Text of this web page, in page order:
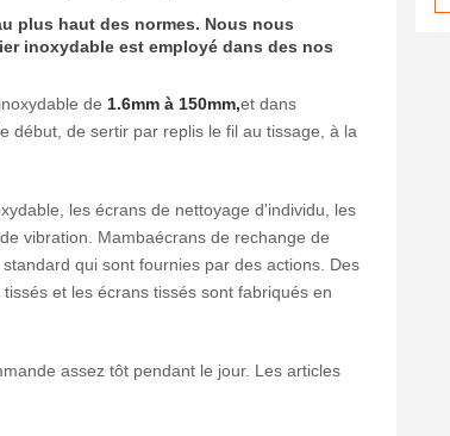
plus haut des normes. Nous nous
inoxydable est employé dans des nos
de 1.6mm à 150mm,et dans
début, de sertir par replis le fil au tissage, à la
les écrans de nettoyage d'individu, les
vibration.
Mambaécrans de rechange de
qui sont fournies par des actions. Des
et les écrans tissés sont fabriqués en
assez tôt pendant le jour. Les articles